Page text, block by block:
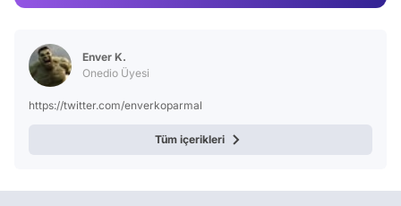
Enver K.
Onedio Üyesi
https://twitter.com/enverkoparmal
Tüm içerikleri